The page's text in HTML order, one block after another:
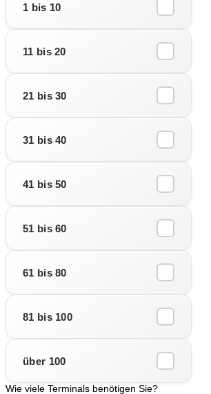
1 bis 10
11 bis 20
21 bis 30
31 bis 40
41 bis 50
51 bis 60
61 bis 80
81 bis 100
über 100
Wie viele Terminals benötigen Sie?